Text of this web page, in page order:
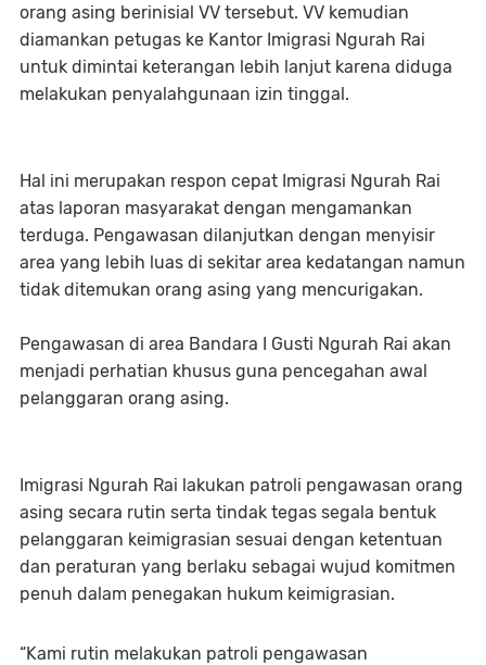
orang asing berinisial VV tersebut. VV kemudian
diamankan petugas ke Kantor Imigrasi Ngurah Rai
untuk dimintai keterangan lebih lanjut karena diduga
melakukan penyalahgunaan izin tinggal.
Hal ini merupakan respon cepat Imigrasi Ngurah Rai
atas laporan masyarakat dengan mengamankan
terduga. Pengawasan dilanjutkan dengan menyisir
area yang lebih luas di sekitar area kedatangan namun
tidak ditemukan orang asing yang mencurigakan.
Pengawasan di area Bandara I Gusti Ngurah Rai akan
menjadi perhatian khusus guna pencegahan awal
pelanggaran orang asing.
Imigrasi Ngurah Rai lakukan patroli pengawasan orang
asing secara rutin serta tindak tegas segala bentuk
pelanggaran keimigrasian sesuai dengan ketentuan
dan peraturan yang berlaku sebagai wujud komitmen
penuh dalam penegakan hukum keimigrasian.
“Kami rutin melakukan patroli pengawasan